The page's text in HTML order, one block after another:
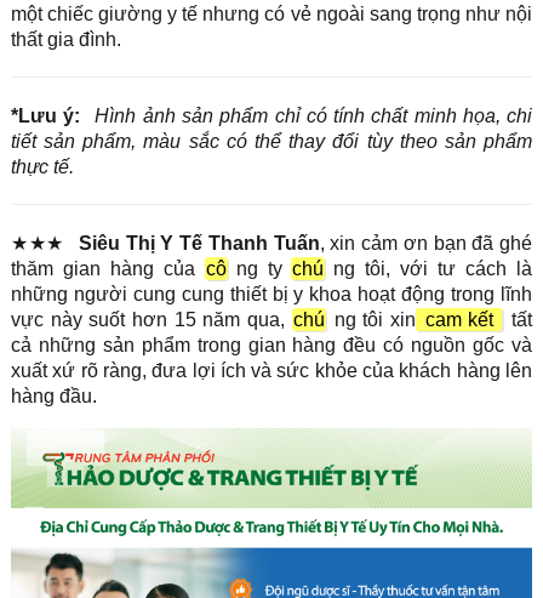
một chiếc giường y tế nhưng có vẻ ngoài sang trọng như nội
thất gia đình.
*Lưu ý:
Hình ảnh sản phẩm chỉ có tính chất minh họa, chi
tiết sản phẩm, màu sắc có thể thay đổi tùy theo sản phẩm
thực tế.
★★★ Siêu Thị Y Tế Thanh Tuấn, xin cảm ơn bạn đã ghé
thăm gian hàng của cô ng ty chú ng tôi, với tư cách là
những người cung cung thiết bị y khoa hoạt động trong lĩnh
vực này suốt hơn 15 năm qua, chú ng tôi xin cam kết
tất
cả những sản phẩm trong gian hàng đều có nguồn gốc và
xuất xứ rõ ràng, đưa lợi ích và sức khỏe của khách hàng lên
hàng đầu.